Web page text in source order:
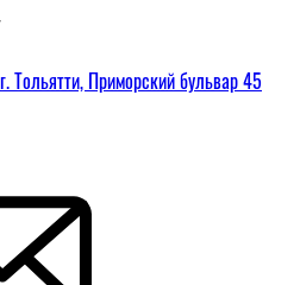
Тольятти, Приморский бульвар 45